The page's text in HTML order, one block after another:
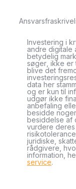
Investering i
andre digitale
betydelig
søger, ikke er
blive det
data her
og er kun til
udgør ikke
anbefaling
besidde
besiddelse af
vurdere
juridiske,
rådgivere,
information,
service.